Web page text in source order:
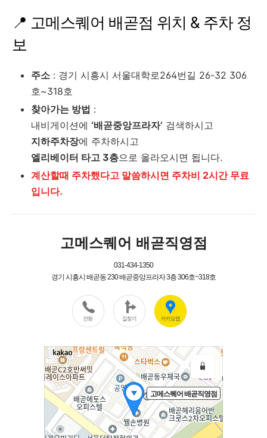
📍 고메스퀘어 배곧점 위치 & 주차 정
보
주소 : 경기 시흥시 서울대학로264번길 26-32 306
호~318호
찾아가는 방법 :
내비게이션에 ‘배곧중앙프라자’ 검색하시고
지하주차장에 주차하시고
엘리베이터 타고 3층으로 올라오시면 됩니다.
계산할때 주차했다고 말씀하시면 주차비 2시간 무료
입니다.